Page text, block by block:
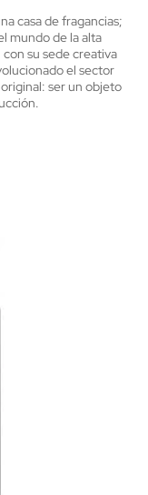
casa de fragancias;
mundo de la alta
su sede creativa
el sector
ser un objeto